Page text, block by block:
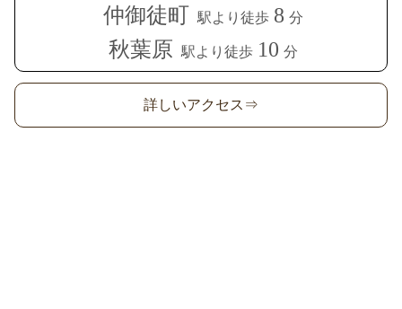
仲御徒町 駅より徒歩 8 分
秋葉原 駅より徒歩 10 分
詳しいアクセス⇒